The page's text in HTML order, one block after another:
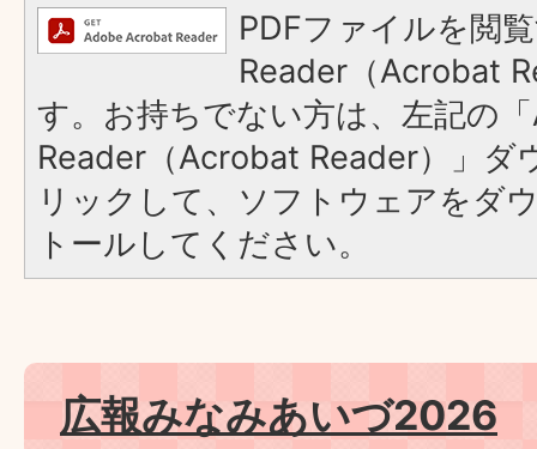
PDFファイルを閲
Reader（Acrobat
す。お持ちでない方は、左記の
Reader（Acrobat Reader）」ダ
リックして、ソフトウェアをダ
トールしてください。
広報みなみあいづ2026